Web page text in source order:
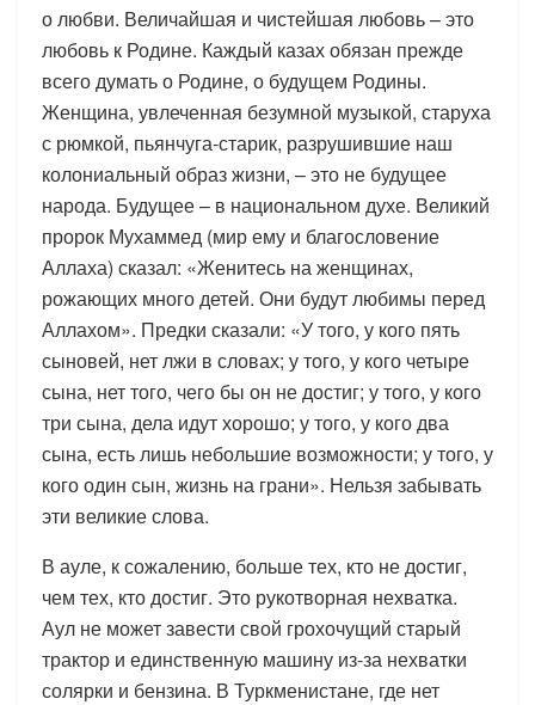
о любви. Величайшая и чистейшая любовь – это
любовь к Родине. Каждый казах обязан прежде
всего думать о Родине, о будущем Родины.
Женщина, увлеченная безумной музыкой, старуха
с рюмкой, пьянчуга-старик, разрушившие наш
колониальный образ жизни, – это не будущее
народа. Будущее – в национальном духе. Великий
пророк Мухаммед (мир ему и благословение
Аллаха) сказал: «Женитесь на женщинах,
рожающих много детей. Они будут любимы перед
Аллахом». Предки сказали: «У того, у кого пять
сыновей, нет лжи в словах; у того, у кого четыре
сына, нет того, чего бы он не достиг; у того, у кого
три сына, дела идут хорошо; у того, у кого два
сына, есть лишь небольшие возможности; у того, у
кого один сын, жизнь на грани». Нельзя забывать
эти великие слова.
В ауле, к сожалению, больше тех, кто не достиг,
чем тех, кто достиг. Это рукотворная нехватка.
Аул не может завести свой грохочущий старый
трактор и единственную машину из-за нехватки
солярки и бензина. В Туркменистане, где нет